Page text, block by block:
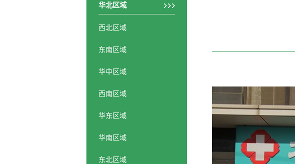
华北区域
西北区域
东南区域
华中区域
西南区域
华东区域
华南区域
东北区域